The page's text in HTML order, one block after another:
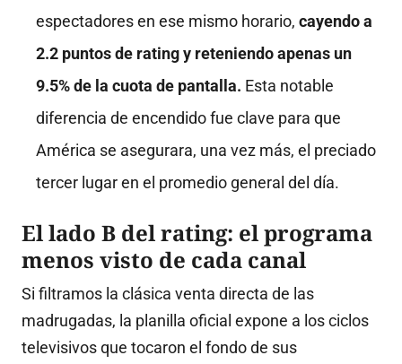
espectadores en ese mismo horario, cayendo a
2.2 puntos de rating y reteniendo apenas un
9.5% de la cuota de pantalla. Esta notable
diferencia de encendido fue clave para que
América se asegurara, una vez más, el preciado
tercer lugar en el promedio general del día.
El lado B del rating: el programa
menos visto de cada canal
Si filtramos la clásica venta directa de las
madrugadas, la planilla oficial expone a los ciclos
televisivos que tocaron el fondo de sus